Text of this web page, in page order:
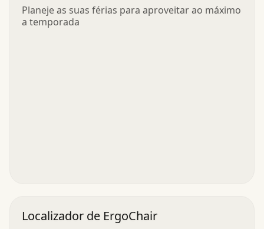
Planeje as suas férias para aproveitar ao máximo
a temporada
Localizador de ErgoChair